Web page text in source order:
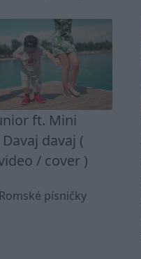
ft. Mini
davaj (
/ cover )
písničky